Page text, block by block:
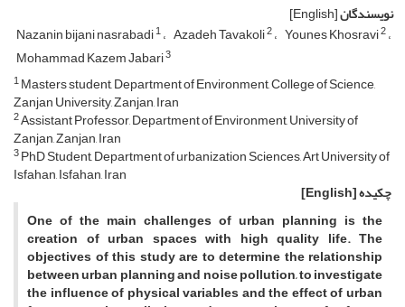
نویسندگان[English]
Nazanin bijani nasrabadi1 Azadeh Tavakoli2 Younes Khosravi2
Mohammad Kazem Jabari3
1Masters student, Department of Environment, College of Science,
Zanjan University, Zanjan, Iran
2Assistant Professor, Department of Environment, University of
Zanjan, Zanjan, Iran
3PhD Student, Department of urbanization Sciences, Art University of
Isfahan, Isfahan, Iran
چکیده[English]
One of the main challenges of urban planning is the
creation of urban spaces with high quality life. The
objectives of this study are to determine the relationship
between urban planning and noise pollution, to investigate
the influence of physical variables and the effect of urban